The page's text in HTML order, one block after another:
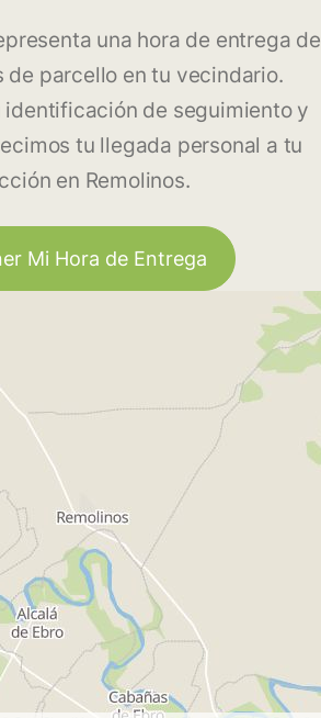
una hora de entrega de
de parcello en tu vecindario.
de seguimiento y
tu llegada personal a tu
en Remolinos.
Mi Hora de Entrega